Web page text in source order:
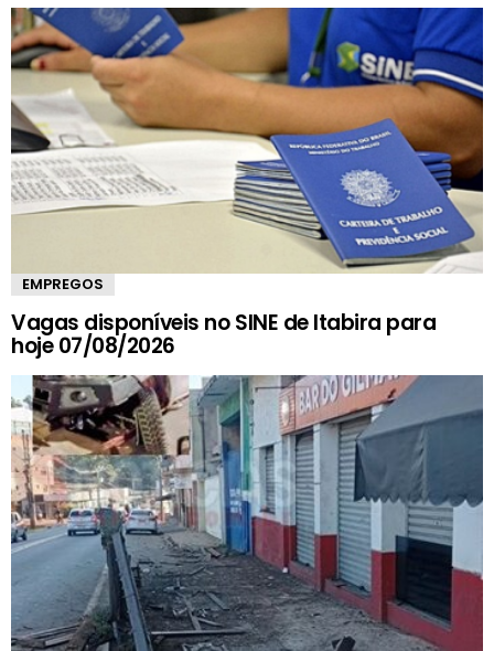
EMPREGOS
Vagas disponíveis no SINE de Itabira para
hoje 07/08/2026